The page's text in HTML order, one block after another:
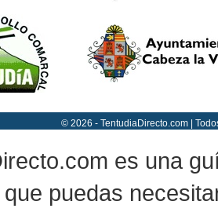
© 2026 - TentudiaDirecto.com |
es una
puedas